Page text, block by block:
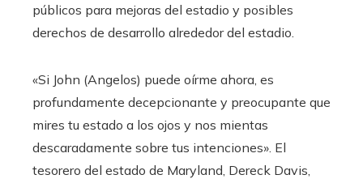
públicos para mejoras del estadio y posibles
derechos de desarrollo alrededor del estadio.
«Si John (Angelos) puede oírme ahora, es
profundamente decepcionante y preocupante que
mires tu estado a los ojos y nos mientas
descaradamente sobre tus intenciones». El
tesorero del estado de Maryland, Dereck Davis,